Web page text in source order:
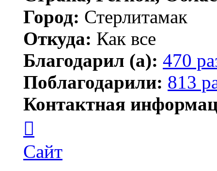
Город: Стерлитамак
Откуда: Как все
Благодарил (а): 470
Поблагодарили: 813
Контактная
пользователя
ПластСтер
Сайт